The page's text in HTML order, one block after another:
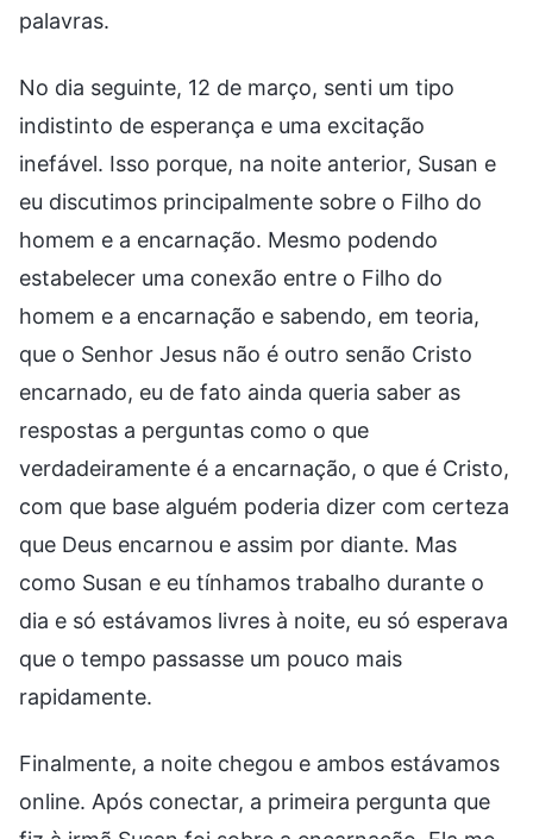
palavras.
No dia seguinte, 12 de março, senti um tipo
indistinto de esperança e uma excitação
inefável. Isso porque, na noite anterior, Susan e
eu discutimos principalmente sobre o Filho do
homem e a encarnação. Mesmo podendo
estabelecer uma conexão entre o Filho do
homem e a encarnação e sabendo, em teoria,
que o Senhor Jesus não é outro senão Cristo
encarnado, eu de fato ainda queria saber as
respostas a perguntas como o que
verdadeiramente é a encarnação, o que é Cristo,
com que base alguém poderia dizer com certeza
que Deus encarnou e assim por diante. Mas
como Susan e eu tínhamos trabalho durante o
dia e só estávamos livres à noite, eu só esperava
que o tempo passasse um pouco mais
rapidamente.
Finalmente, a noite chegou e ambos estávamos
online. Após conectar, a primeira pergunta que